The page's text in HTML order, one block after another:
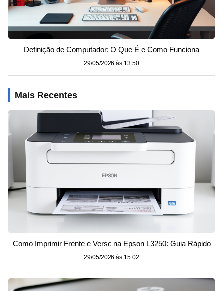
Definição de Computador: O Que É e Como Funciona
29/05/2026 às 13:50
Mais Recentes
Como Imprimir Frente e Verso na Epson L3250: Guia Rápido
29/05/2026 às 15:02